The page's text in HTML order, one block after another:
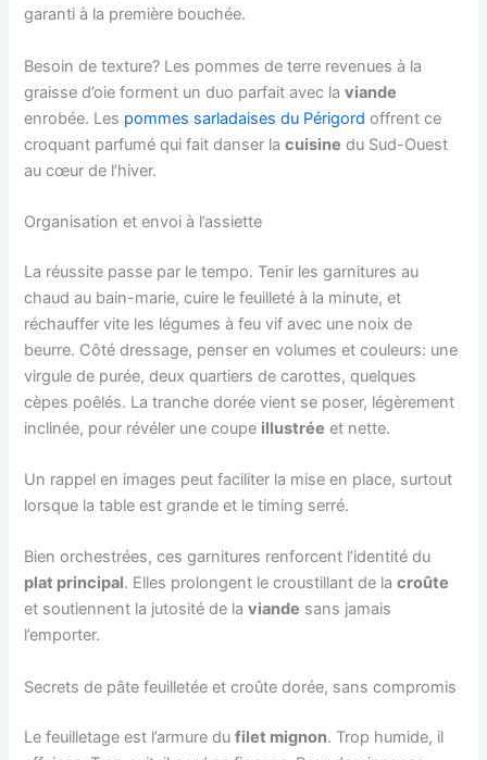
garanti à la première bouchée.
Besoin de texture? Les pommes de terre revenues à la
graisse d’oie forment un duo parfait avec laviande
enrobée. Les pommes sarladaises du Périgord offrent ce
croquant parfumé qui fait danser lacuisine du Sud-Ouest
au cœur de l’hiver.
Organisation et envoi à l’assiette
La réussite passe par le tempo. Tenir les garnitures au
chaud au bain-marie, cuire le feuilleté à la minute, et
réchauffer vite les légumes à feu vif avec une noix de
beurre. Côté dressage, penser en volumes et couleurs: une
virgule de purée, deux quartiers de carottes, quelques
cèpes poêlés. La tranche dorée vient se poser, légèrement
inclinée, pour révéler une coupe illustrée et nette.
Un rappel en images peut faciliter la mise en place, surtout
lorsque la table est grande et le timing serré.
Bien orchestrées, ces garnitures renforcent l’identité du
plat principal. Elles prolongent le croustillant de lacroûte
et soutiennent la jutosité de laviande sans jamais
l’emporter.
Secrets de pâte feuilletée et croûte dorée, sans compromis
Le feuilletage est l’armure dufilet mignon. Trop humide, il